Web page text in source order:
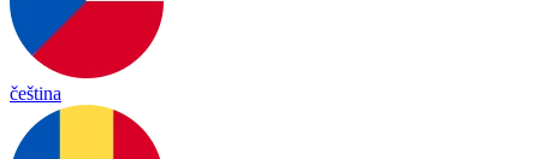
čeština